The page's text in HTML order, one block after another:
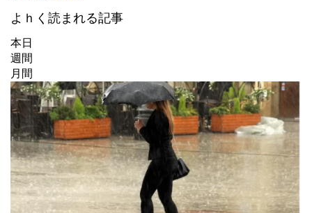
よｈく読まれる記事
本日
週間
月間